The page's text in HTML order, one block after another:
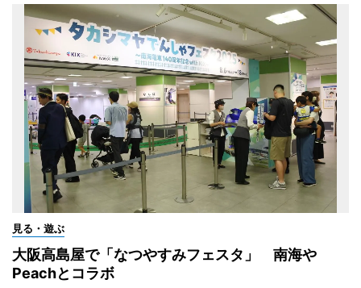
見る・遊ぶ
大阪高島屋で「なつやすみフェスタ」 南海や
Peachとコラボ